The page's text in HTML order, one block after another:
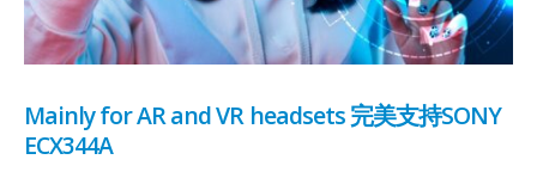
Mainly for AR and VR headsets 完美支持SONY
ECX344A